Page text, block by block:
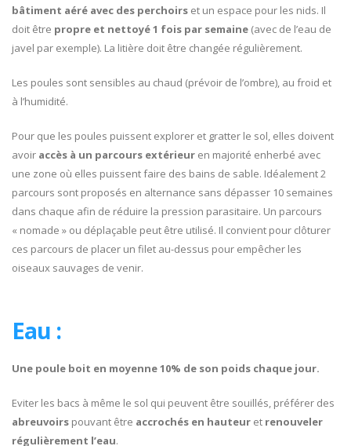
bâtiment aéré avec des perchoirs et un espace pour les nids. Il
doit être propre et nettoyé 1 fois par semaine (avec de l’eau de
javel par exemple). La litière doit être changée régulièrement.
Les poules sont sensibles au chaud (prévoir de l’ombre), au froid et
à l’humidité.
Pour que les poules puissent explorer et gratter le sol, elles doivent
avoir accès à un parcours extérieur en majorité enherbé avec
une zone où elles puissent faire des bains de sable. Idéalement 2
parcours sont proposés en alternance sans dépasser 10 semaines
dans chaque afin de réduire la pression parasitaire. Un parcours
« nomade » ou déplaçable peut être utilisé. Il convient pour clôturer
ces parcours de placer un filet au-dessus pour empêcher les
oiseaux sauvages de venir.
Eau :
Une poule boit en moyenne 10% de son poids chaque jour.
Eviter les bacs à même le sol qui peuvent être souillés, préférer des
abreuvoirs pouvant être accrochés en hauteur et renouveler
régulièrement l’eau.